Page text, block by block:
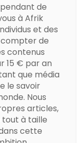
de
à Afrik
et des
compter de
contenus
15 € par an
que média
le savoir
Nous
articles,
à taille
cette